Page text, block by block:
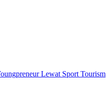
Lewat Sport Tourism